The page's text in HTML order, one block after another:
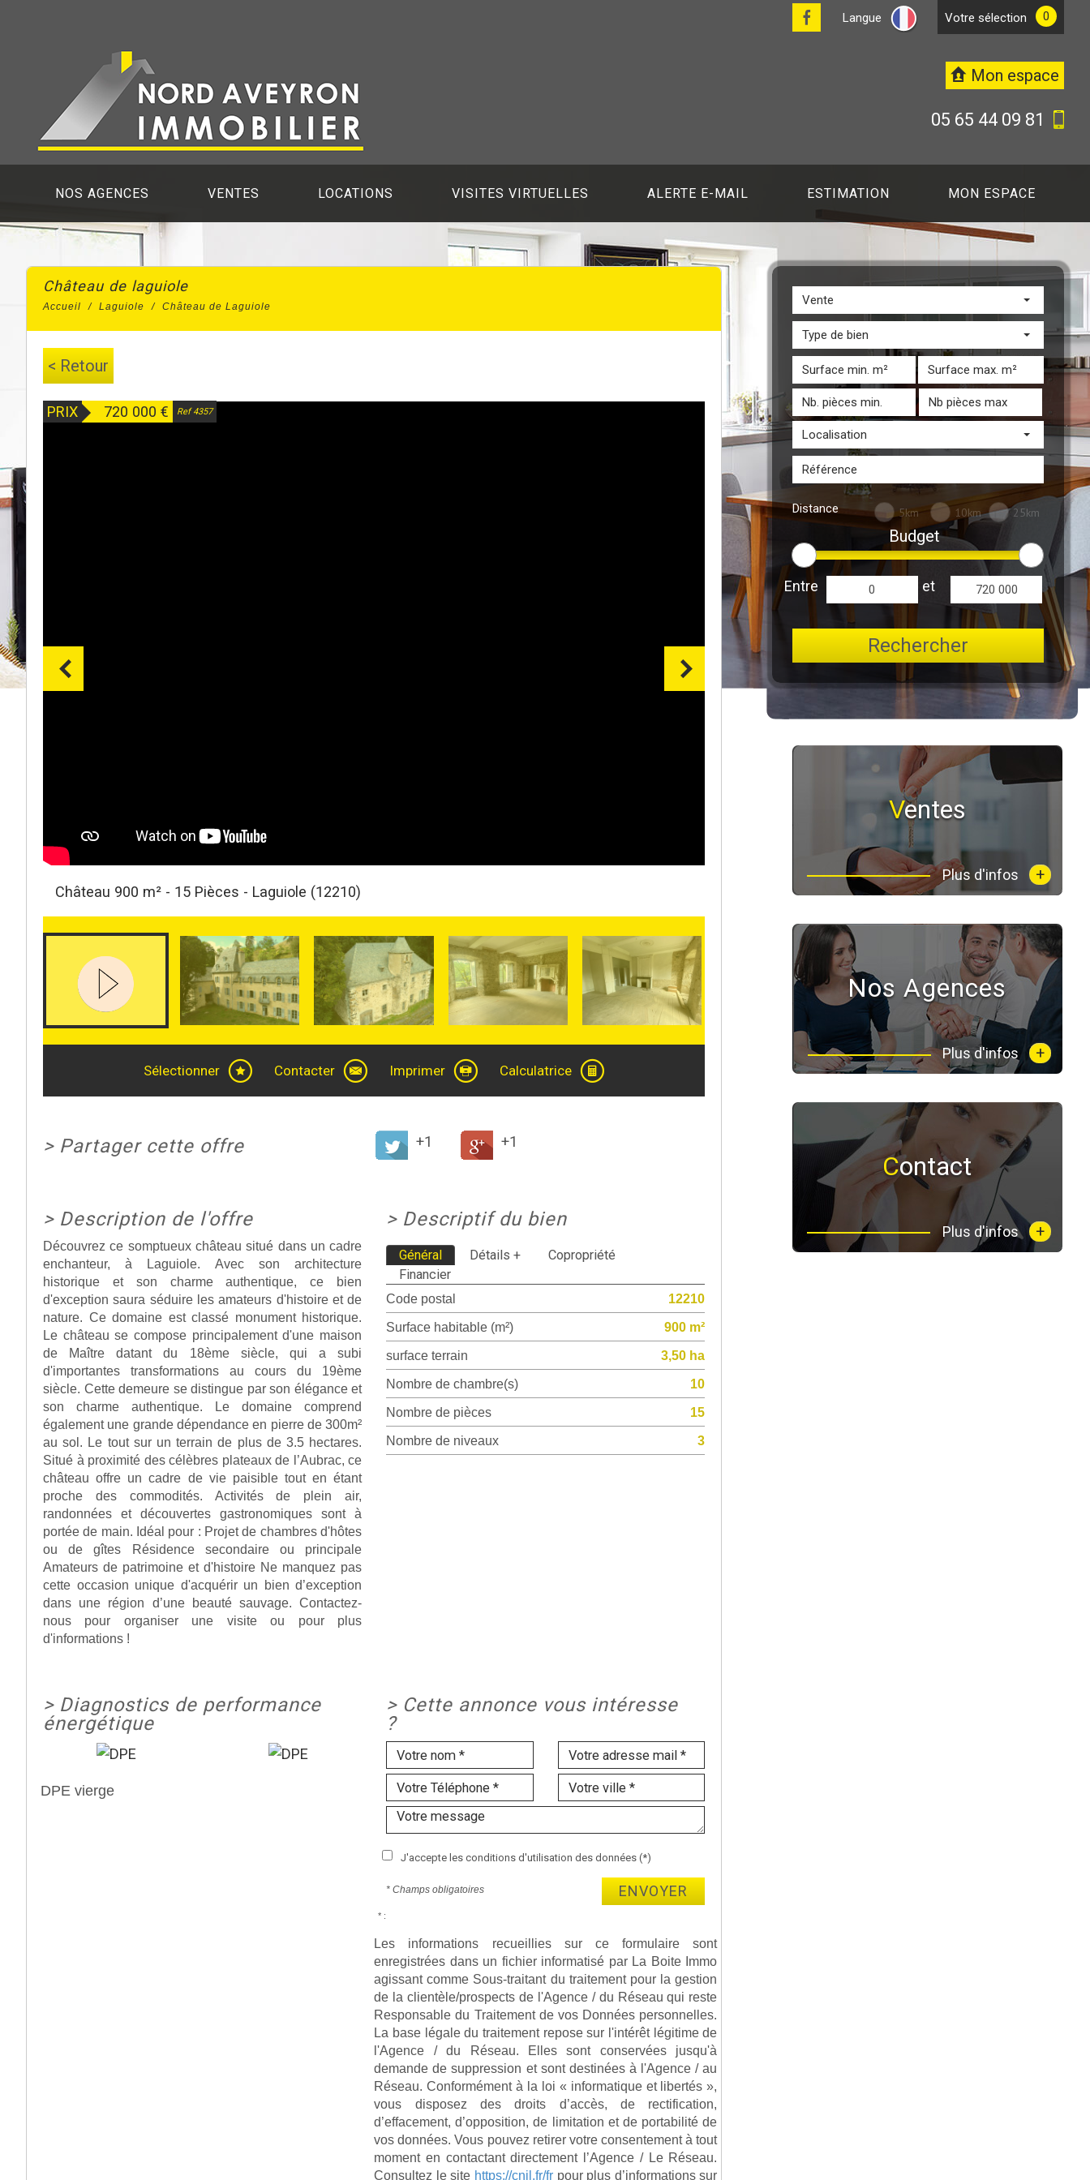
Langue votre sélection 0
Mon espace
05 65 44 09 81
NOS AGENCES VENTES LOCATIONS VISITES VIRTUELLES ALERTE E-MAIL ESTIMATION MON ESPACE
Vente
Type de bien
Localisation
Distance 5km 10km 25km
Budget
Entre et
Rechercher
château de laguiole
Accueil Laguiole Château de Laguiole
< Retour
Château 900 m² - 15 Pièces - Laguiole (12210)
PRIX 720 000 € Ref 4357
Sélectionner Contacter Imprimer Calculatrice
> Partager cette offre +1 +1
> Description de l'offre
Découvrez ce somptueux château situé dans un cadre
enchanteur, à Laguiole. Avec son architecture
historique et son charme authentique, ce bien
d'exception saura séduire les amateurs d'histoire et de
nature. Ce domaine est classé monument historique.
Le château se compose principalement d'une maison
de Maître datant du 18ème siècle, qui a subi
d'importantes transformations au cours du 19ème
siècle. Cette demeure se distingue par son élégance et
son charme authentique. Le domaine comprend
également une grande dépendance en pierre de 300m²
au sol. Le tout sur un terrain de plus de 3.5 hectares.
Situé à proximité des célèbres plateaux de l’Aubrac, ce
château offre un cadre de vie paisible tout en étant
proche des commodités. Activités de plein air,
randonnées et découvertes gastronomiques sont à
portée de main. Idéal pour : Projet de chambres d'hôtes
ou de gîtes Résidence secondaire ou principale
Amateurs de patrimoine et d'histoire Ne manquez pas
cette occasion unique d'acquérir un bien d’exception
dans une région d’une beauté sauvage. Contactez-
nous pour organiser une visite ou pour plus
d'informations !
> Descriptif du bien
Général Détails +
Copropriété
Financier
Code postal
12210
Surface habitable (m²)
900 m²
surface terrain
3,50 ha
Nombre de chambre(s)
10
Nombre de pièces
15
Nombre de niveaux
3
> Diagnostics de performance
énergétique
DPE vierge
> Cette annonce vous intéresse
?
J'accepte les conditions d'utilisation des données (*)
* Champs obligatoires ENVOYER
* :
Les informations recueillies sur ce formulaire sont
enregistrées dans un fichier informatisé par La Boite Immo
agissant comme Sous-traitant du traitement pour la gestion
de la clientèle/prospects de l'Agence / du Réseau qui reste
Responsable du Traitement de vos Données personnelles.
La base légale du traitement repose sur l'intérêt légitime de
l'Agence / du Réseau. Elles sont conservées jusqu'à
demande de suppression et sont destinées à l'Agence / au
Réseau. Conformément à la loi « informatique et libertés »,
vous disposez des droits d’accès, de rectification,
d’effacement, d’opposition, de limitation et de portabilité de
vos données. Vous pouvez retirer votre consentement à tout
moment en contactant directement l’Agence / Le Réseau.
Consultez le site https://cnil.fr/frpour plus d’informations sur
Ventes
Plus d'infos +
Nos Agences
Plus d'infos +
Contact
Plus d'infos +